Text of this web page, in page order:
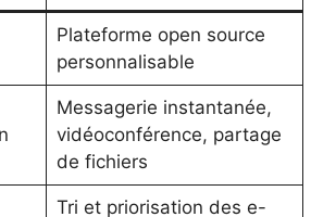
Plateforme open source
personnalisable
Messagerie instantanée,
vidéoconférence, partage
de fichiers
Tri et priorisation des e-